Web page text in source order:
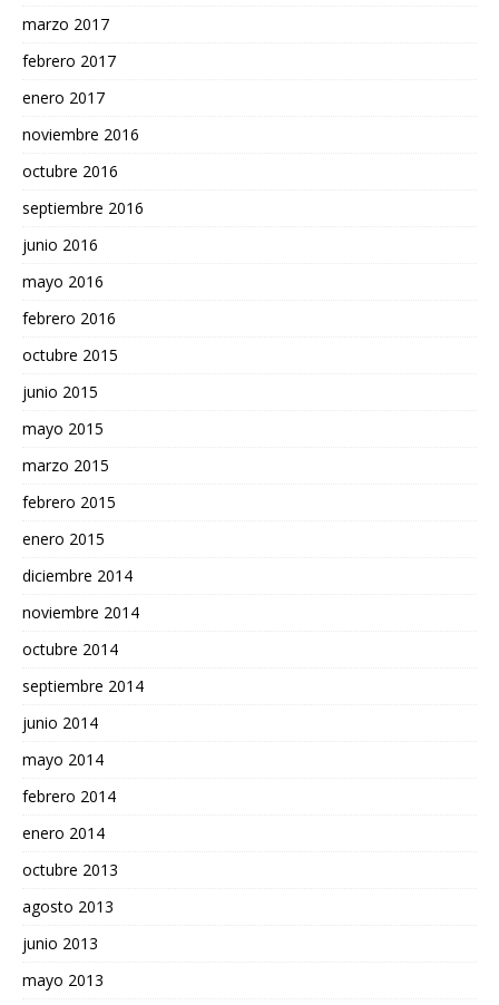
marzo 2017
febrero 2017
enero 2017
noviembre 2016
octubre 2016
septiembre 2016
junio 2016
mayo 2016
febrero 2016
octubre 2015
junio 2015
mayo 2015
marzo 2015
febrero 2015
enero 2015
diciembre 2014
noviembre 2014
octubre 2014
septiembre 2014
junio 2014
mayo 2014
febrero 2014
enero 2014
octubre 2013
agosto 2013
junio 2013
mayo 2013